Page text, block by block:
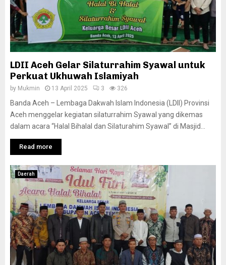
LDII Aceh Gelar Silaturrahim Syawal untuk
Perkuat Ukhuwah Islamiyah
by Mukmin 13 April 2025 3 326
Banda Aceh – Lembaga Dakwah Islam Indonesia (LDII) Provinsi
Aceh menggelar kegiatan silaturrahim Syawal yang dikemas
dalam acara “Halal Bihalal dan Silaturahim Syawal” di Masjid...
Read more
Daerah